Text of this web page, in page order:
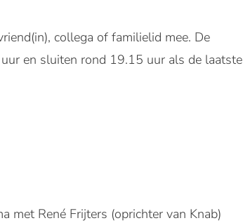
collega of familielid mee. De
en sluiten rond 19.15 uur als de laatste
met René Frijters (oprichter van Knab)